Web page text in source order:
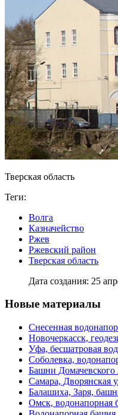
Тверская область
Теги:
Волга
Казначейство
Ржев
Ржевский район
Тверская область
Дата создания: 25
Новые материалы
Снесенная
Новочеркасск,
Уфа, бесшатровая
Соболевка,
Башни Домачевского
Самара, Дворянская
Балашиха, Заря,
Омск, водонапорная